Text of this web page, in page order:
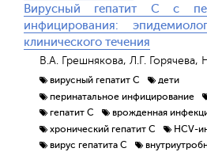
Вирусный гепатит С с
инфицирования:
клинического течения
В.А. Грешнякова, Л.Г. Горячева,
вирусный гепатит С
дети
перинатальное инфицирование
гепатит С
врожденная
хронический гепатит С
HCV-
вирус гепатита С